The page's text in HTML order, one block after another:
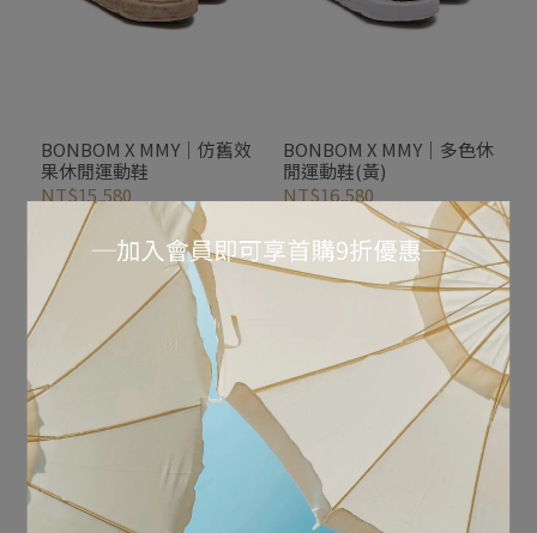
BONBOM X MMY｜仿舊效
果休閒運動鞋
NT$15,580
加入購物車
BONBOM X MMY｜多色休
閒運動鞋(黃)
NT$16,580
加入購物車